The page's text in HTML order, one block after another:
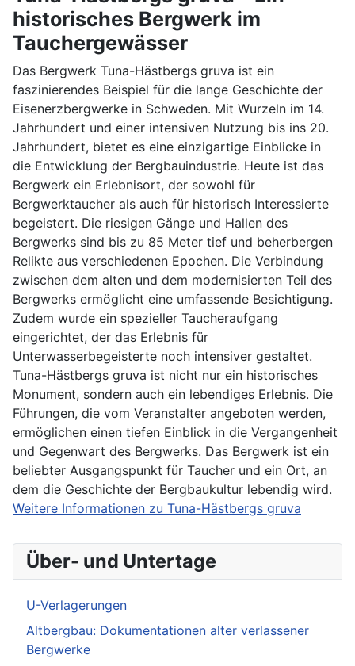
historisches Bergwerk im
Tauchergewässer
Das Bergwerk Tuna-Hästbergs gruva ist ein
faszinierendes Beispiel für die lange Geschichte der
Eisenerzbergwerke in Schweden. Mit Wurzeln im 14.
Jahrhundert und einer intensiven Nutzung bis ins 20.
Jahrhundert, bietet es eine einzigartige Einblicke in
die Entwicklung der Bergbauindustrie. Heute ist das
Bergwerk ein Erlebnisort, der sowohl für
Bergwerktaucher als auch für historisch Interessierte
begeistert. Die riesigen Gänge und Hallen des
Bergwerks sind bis zu 85 Meter tief und beherbergen
Relikte aus verschiedenen Epochen. Die Verbindung
zwischen dem alten und dem modernisierten Teil des
Bergwerks ermöglicht eine umfassende Besichtigung.
Zudem wurde ein spezieller Taucheraufgang
eingerichtet, der das Erlebnis für
Unterwasserbegeisterte noch intensiver gestaltet.
Tuna-Hästbergs gruva ist nicht nur ein historisches
Monument, sondern auch ein lebendiges Erlebnis. Die
Führungen, die vom Veranstalter angeboten werden,
ermöglichen einen tiefen Einblick in die Vergangenheit
und Gegenwart des Bergwerks. Das Bergwerk ist ein
beliebter Ausgangspunkt für Taucher und ein Ort, an
dem die Geschichte der Bergbaukultur lebendig wird.
Weitere Informationen zu Tuna-Hästbergs gruva
Über- und Untertage
U-Verlagerungen
Altbergbau: Dokumentationen alter verlassener
Bergwerke